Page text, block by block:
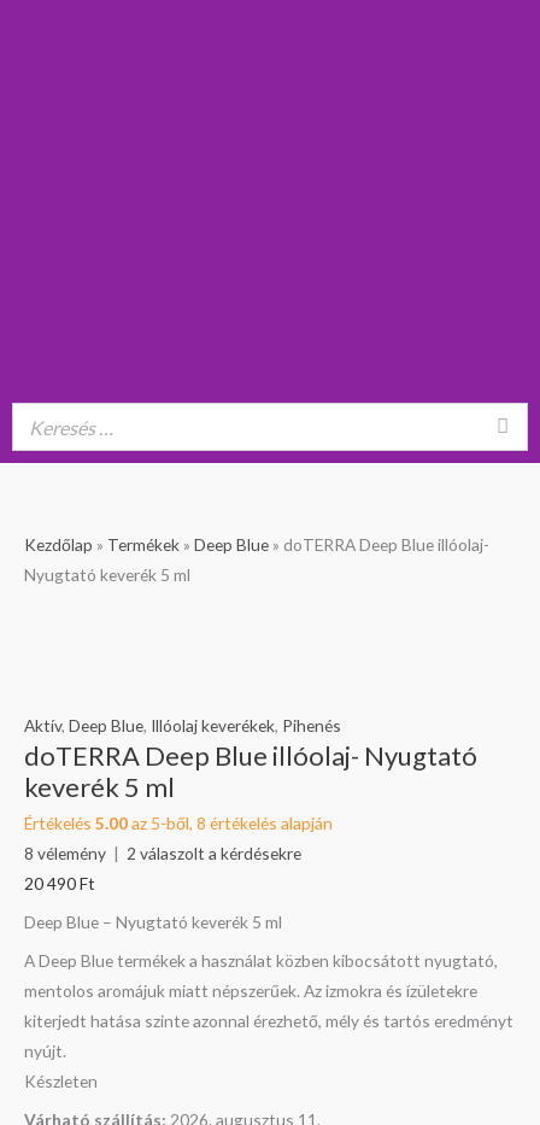
Kezdőlap » Termékek » Deep Blue » doTERRA Deep Blue illóolaj-
Nyugtató keverék 5 ml
Aktív, Deep Blue, Illóolaj keverékek, Pihenés
doTERRA Deep Blue illóolaj- Nyugtató
keverék 5 ml
Értékelés 5.00az 5-ből, 8 értékelés alapján
8 vélemény | 2 válaszolt a kérdésekre
20 490Ft
Deep Blue – Nyugtató keverék 5 ml
A Deep Blue termékek a használat közben kibocsátott nyugtató,
mentolos aromájuk miatt népszerűek. Az izmokra és ízületekre
kiterjedt hatása szinte azonnal érezhető, mély és tartós eredményt
nyújt.
Készleten
Várható szállítás: 2026. augusztus 11.
doTERRA
Deep
5
ml
mennyiség